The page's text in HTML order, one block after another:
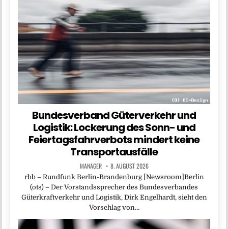
Bundesverband Güterverkehr und
Logistik: Lockerung des Sonn- und
Feiertagsfahrverbots mindert keine
Transportausfälle
MANAGER 8. AUGUST 2026
rbb – Rundfunk Berlin-Brandenburg [Newsroom]Berlin
(ots) – Der Vorstandssprecher des Bundesverbandes
Güterkraftverkehr und Logistik, Dirk Engelhardt, sieht den
Vorschlag von…